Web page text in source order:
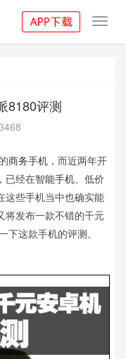
8180评测
商务手机 ，而近两年开
已经在智能手机、低价
这些手机当中也确实能
将发布一款不错的千元
这款手机的评测。